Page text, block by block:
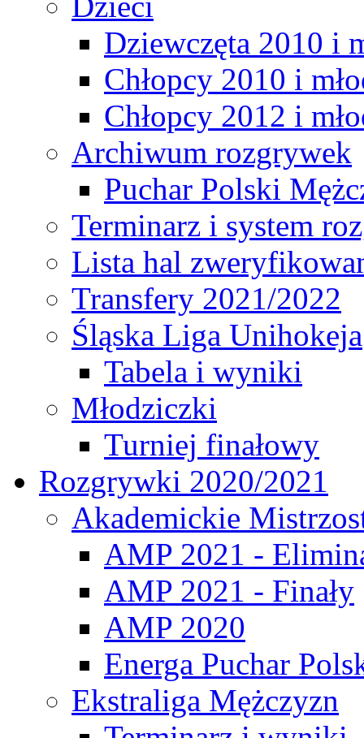
Dziewczęta 2010 i
Chłopcy 2010 i
Chłopcy 2012 i
Archiwum rozgrywek
Puchar Polski
Terminarz i system
Lista hal
Transfery 2021/2022
Śląska Liga Unihokeja
Tabela i wyniki
Młodziczki
Turniej finałowy
Rozgrywki 2020/2021
Akademickie
AMP 2021 -
AMP 2021 - Finały
AMP 2020
Energa Puchar
Ekstraliga Mężczyzn